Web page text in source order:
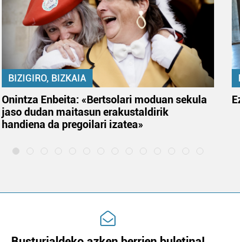
BIZIGIRO, BIZKAIA
Onintza Enbeita: «Bertsolari moduan sekula
jaso dudan maitasun erakustaldirik
handiena da pregoilari izatea»